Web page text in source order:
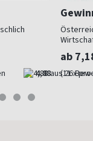
4,88
ab
(11 x